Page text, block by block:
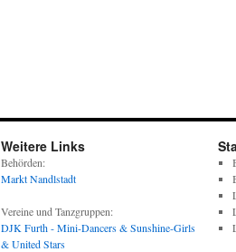
Weitere Links
Behörden:
Markt Nandlstadt
Vereine und Tanzgruppen:
DJK Furth - Mini-Dancers & Sunshine-Girls
& United Stars